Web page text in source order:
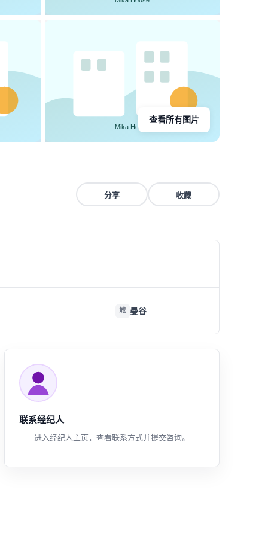
查看所有图片
分享 收藏
城 曼谷
联系经纪人
进入经纪人主页，查看联系方式并提交咨询。